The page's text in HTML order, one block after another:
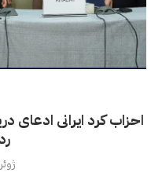
احزاب کرد ایرانی ادعای
ژوئن 5,